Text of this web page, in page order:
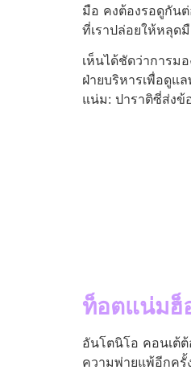
มือ คงต้องรอดูกัน
ที่เราปล่อยให้หลุด
เห็นได้ชัดว่าการม
ฝ่ายบริหารเพื่อดูแ
แน่ม: ปาราติซี่ส่งข้
ท็อตแน่มฮ็
อันโตนิโอ คอนเต้
ความพ่ายแพ้อีกครั้